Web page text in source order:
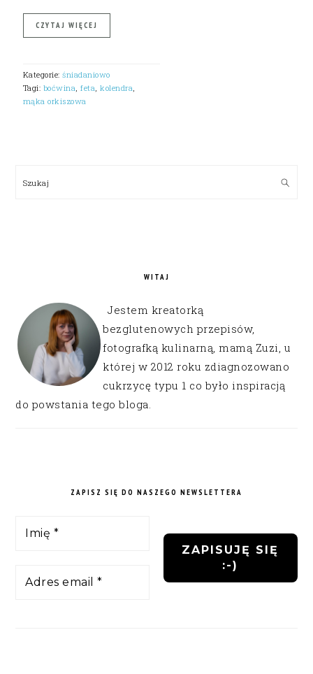
CZYTAJ WIĘCEJ
Kategorie:śniadaniowo
Tagi: boćwina,feta,kolendra,
mąka orkiszowa
Szukaj
WITAJ
Jestem kreatorką
bezglutenowych przepisów,
fotografką kulinarną, mamą Zuzi, u
której w 2012 roku zdiagnozowano
cukrzycę typu 1 co było inspiracją
do powstania tego bloga.
ZAPISZ SIĘ DO NASZEGO NEWSLETTERA